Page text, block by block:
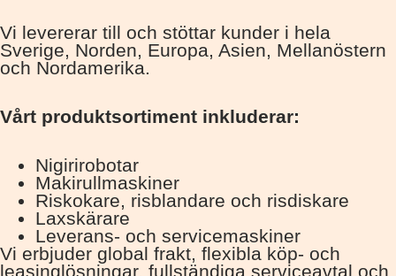
Vi levererar till och stöttar kunder i hela
Sverige, Norden, Europa, Asien, Mellanöstern
och Nordamerika.
Vårt produktsortiment inkluderar:
Nigirirobotar
Makirullmaskiner
Riskokare, risblandare och risdiskare
Laxskärare
Leverans- och servicemaskiner
Vi erbjuder global frakt, flexibla köp- och
leasinglösningar, fullständiga serviceavtal och